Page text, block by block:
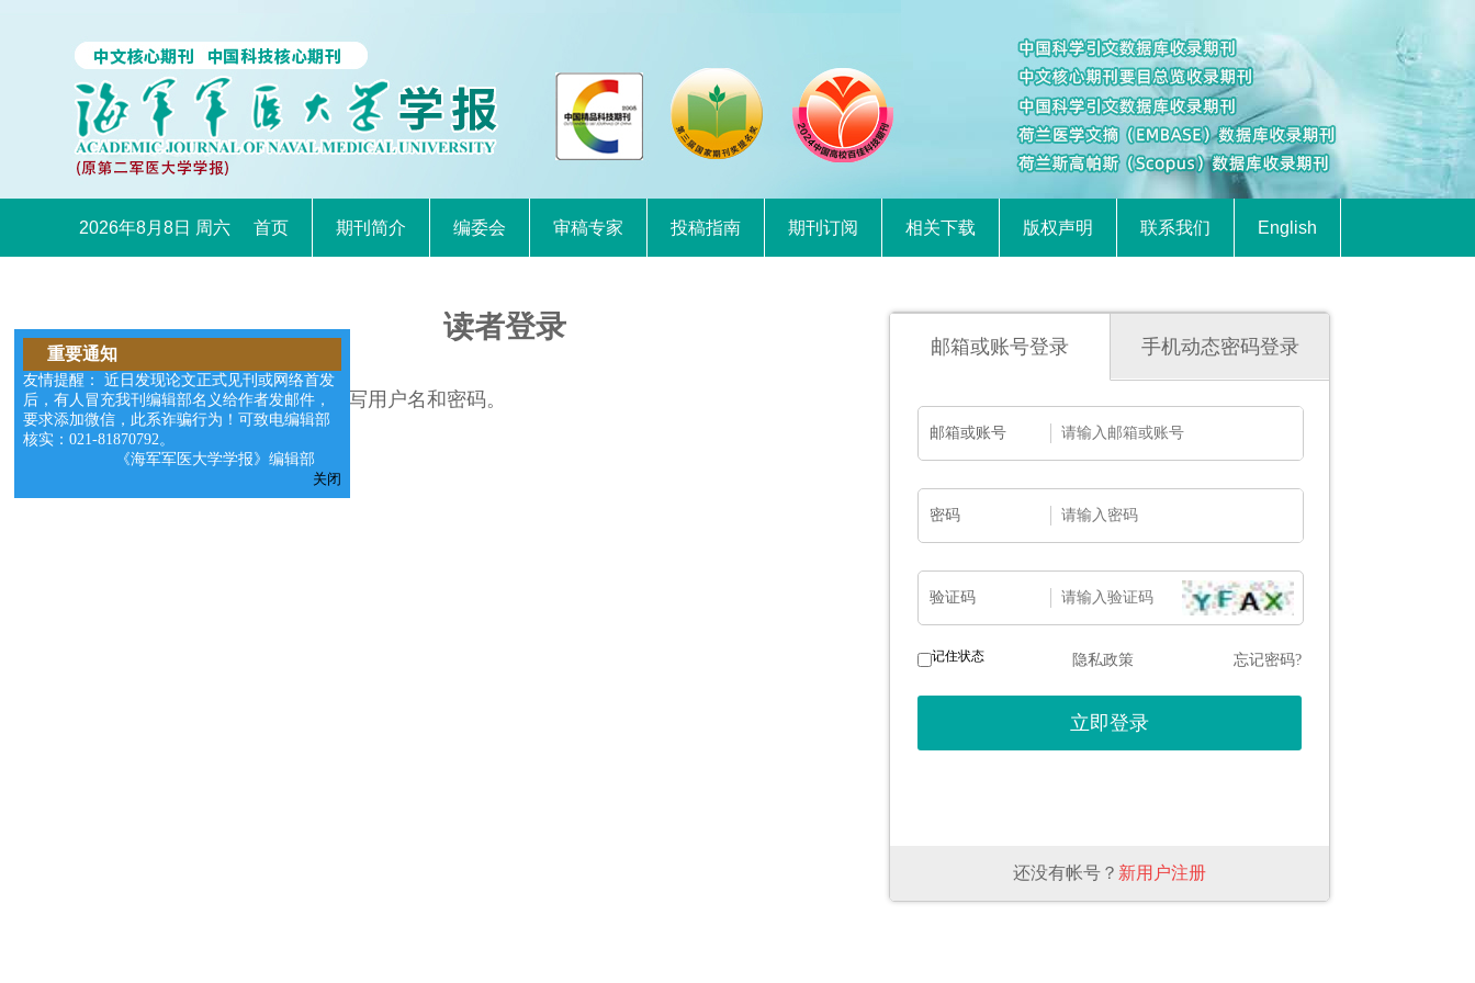
2026年8月8日 周六 首页 期刊简介 编委会 审稿专家 投稿指南 期刊订阅 相关下载 版权声明 联系我们 English
读者登录
请在右边的输入框中填写用户名和密码。
邮箱或账号登录 手机动态密码登录
邮箱或账号
密码
验证码
记住状态 隐私政策 忘记密码?
还没有帐号？ 新用户注册
重要通知
友情提醒： 近日发现论文正式见刊或网络首发
后，有人冒充我刊编辑部名义给作者发邮件，
要求添加微信，此系诈骗行为！可致电编辑部
核实：021-81870792。
《海军军医大学学报》编辑部
关闭